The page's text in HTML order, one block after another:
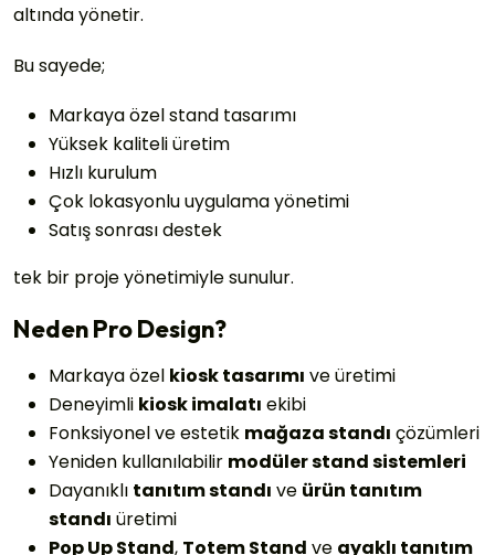
altında yönetir.
Bu sayede;
Markaya özel stand tasarımı
Yüksek kaliteli üretim
Hızlı kurulum
Çok lokasyonlu uygulama yönetimi
Satış sonrası destek
tek bir proje yönetimiyle sunulur.
Neden Pro Design?
Markaya özel kiosk tasarımı ve üretimi
Deneyimli kiosk imalatı ekibi
Fonksiyonel ve estetik mağaza standı çözümleri
Yeniden kullanılabilir modüler stand sistemleri
Dayanıklı tanıtım standı ve ürün tanıtım
standı üretimi
Pop Up Stand, Totem Stand ve ayaklı tanıtım
Teklif Talep Formu